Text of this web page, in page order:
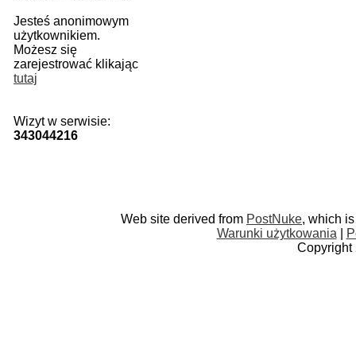
Jesteś anonimowym
użytkownikiem.
Możesz się
zarejestrować klikając
tutaj
Wizyt w serwisie:
343044216
Web site derived from PostNuke, which
Warunki użytkowania
Copyright